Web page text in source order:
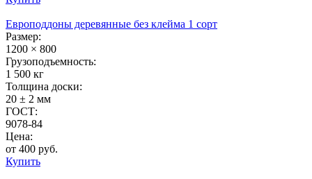
Европоддоны деревянные без клейма 1 сорт
Размер:
1200 × 800
Грузоподъемность:
1 500 кг
Толщина доски:
20 ± 2 мм
ГОСТ:
9078-84
Цена:
от 400 руб.
Купить